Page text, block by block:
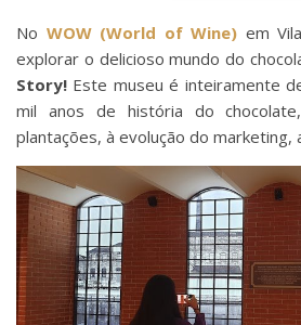
No WOW (World of Wine) em
explorar o delicioso mundo do
Story! Este museu é inteiramente
mil anos de história do
plantações, à evolução do marketing,